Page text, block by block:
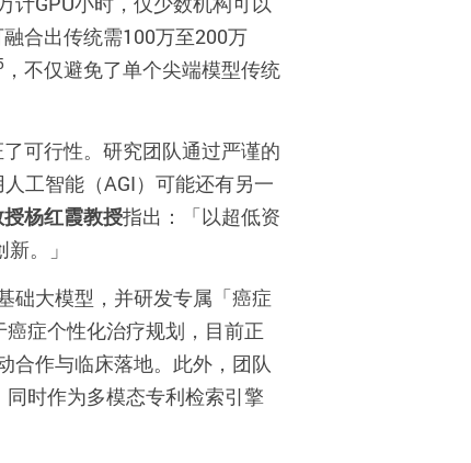
合出传统需100万至200万
，不仅避免了单个尖端模型传统
可行性。研究团队通过严谨的
工智能（AGI）可能还有另一
杨红霞教授指出：「以超低资
。」
础大模型，并研发专属「癌症
症个性化治疗规划，目前正
合作与临床落地。此外，团队
时作为多模态专利检索引擎